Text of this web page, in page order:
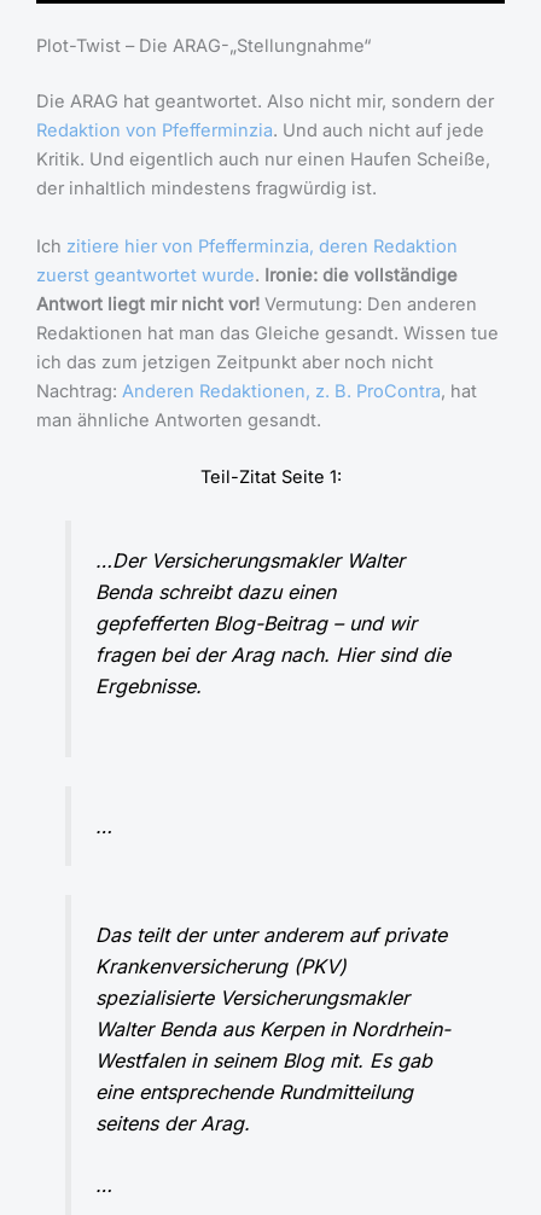
Plot-Twist – Die ARAG-„Stellungnahme“
Die ARAG hat geantwortet. Also nicht mir, sondern der
Redaktion von Pfefferminzia. Und auch nicht auf jede
Kritik. Und eigentlich auch nur einen Haufen Scheiße,
der inhaltlich mindestens fragwürdig ist.
Ich zitiere hier von Pfefferminzia, deren Redaktion
zuerst geantwortet wurde. Ironie: die vollständige
Antwort liegt mir nicht vor! Vermutung: Den anderen
Redaktionen hat man das Gleiche gesandt. Wissen tue
ich das zum jetzigen Zeitpunkt aber noch nicht
Nachtrag: Anderen Redaktionen, z. B. ProContra, hat
man ähnliche Antworten gesandt.
Teil-Zitat Seite 1:
…Der Versicherungsmakler Walter
Benda schreibt dazu einen
gepfefferten Blog-Beitrag – und wir
fragen bei der Arag nach. Hier sind die
Ergebnisse.
…
Das teilt der unter anderem aufprivate
Krankenversicherung (PKV)
spezialisierte Versicherungsmakler
Walter Benda aus Kerpen in Nordrhein-
Westfalen in seinem Blog mit. Es gab
eine entsprechende Rundmitteilung
seitens der Arag.
…